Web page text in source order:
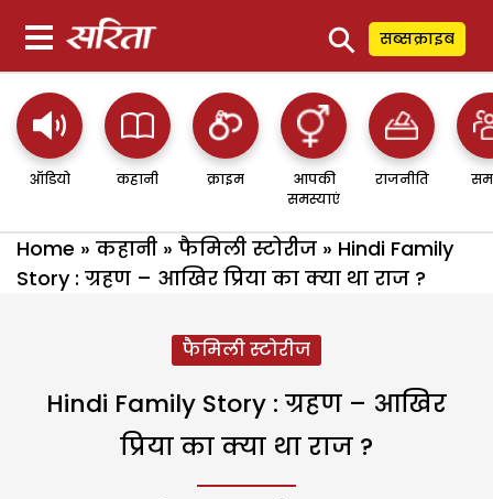
⚲ सब्सक्राइब
ऑडियो कहानी क्राइम
आपकी
समस्याएं
राजनीति
Home » कहानी » फैमिली स्टोरीज » Hindi Family
Story : ग्रहण – आखिर प्रिया का क्या था राज ?
फैमिली स्टोरीज
Hindi Family Story : ग्रहण – आखिर
प्रिया का क्या था राज ?